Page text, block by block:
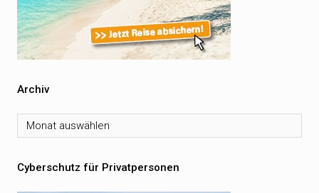
Archiv
Archiv
Cyberschutz für Privatpersonen